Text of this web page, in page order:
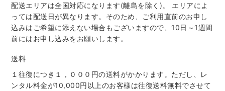
配送エリアは全国対応になります(離島を除く)。 エリアによ
っては配送日が異なります。そのため、ご利用直前のお申し
込みはご希望に添えない場合もございますので、10日～1週間
前にはお申し込みをお願いします。
送料
１往復につき１，０００円の送料がかかります。ただし、レ
ンタル料金が10,000円以上のお客様は往復送料無料でさせて